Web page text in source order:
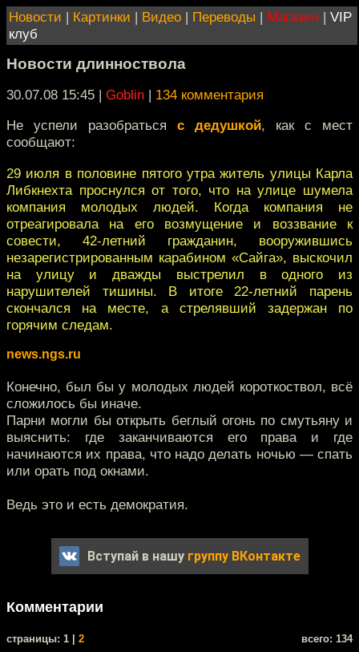
Новости | Картинки | Видео | Переводы | Магазин | VIP
клуб
Новости длинноствола
30.07.08 15:45 | Goblin | 134 комментария
Не успели разобраться с дедушкой, как с мест
сообщают:
29 июля в половине пятого утра житель улицы Карла
Либкнехта проснулся от того, что на улице шумела
компания молодых людей. Когда компания не
отреагировала на его возмущение и воззвание к
совести, 42-летний гражданин, вооружившись
незарегистрированным карабином «Сайга», выскочил
на улицу и дважды выстрелил в одного из
нарушителей тишины. В итоге 22-летний парень
скончался на месте, а стрелявший задержан по
горячим следам.
news.ngs.ru
Конечно, был бы у молодых людей короткоствол, всё
сложилось бы иначе.
Парни могли бы открыть беглый огонь по смутьяну и
выяснить: где заканчиваются его права и где
начинаются их права, что надо делать ночью — спать
или орать под окнами.
Ведь это и есть демократия.
Вступай в нашу группу ВКонтакте
Комментарии
cтраницы: 1 | 2 всего: 134